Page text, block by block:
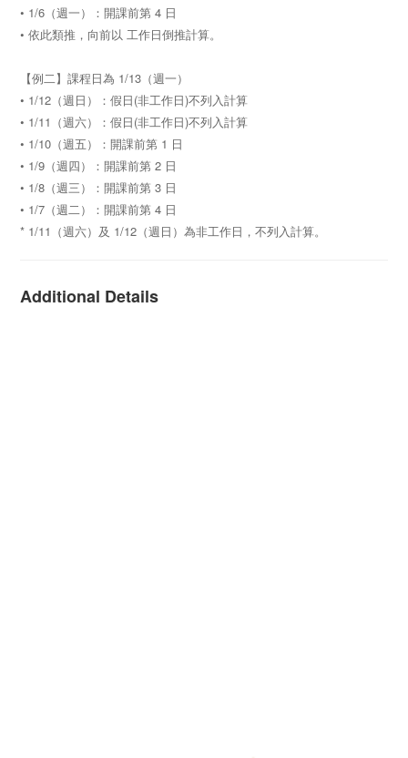
• 1/6（週一）：開課前第 4 日
• 依此類推，向前以 工作日倒推計算。
【例二】課程日為 1/13（週一）
• 1/12（週日）：假日(非工作日)不列入計算
• 1/11（週六）：假日(非工作日)不列入計算
• 1/10（週五）：開課前第 1 日
• 1/9（週四）：開課前第 2 日
• 1/8（週三）：開課前第 3 日
• 1/7（週二）：開課前第 4 日
* 1/11（週六）及 1/12（週日）為非工作日，不列入計算。
Additional Details